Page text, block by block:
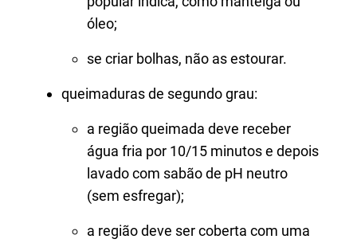
óleo;
se criar bolhas, não as estourar.
queimaduras de segundo grau:
a região queimada deve receber
água fria por 10/15 minutos e depois
lavado com sabão de pH neutro
(sem esfregar);
a região deve ser coberta com uma